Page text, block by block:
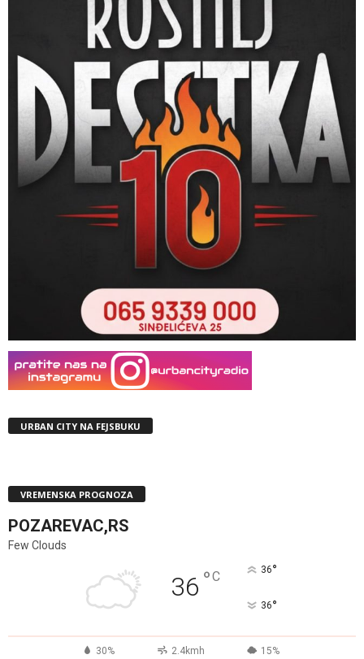
URBAN CITY NA FEJSBUKU
VREMENSKA PROGNOZA
POZAREVAC,RS
Few Clouds
36 °C 36°
36°
30% 2.4kmh 15%